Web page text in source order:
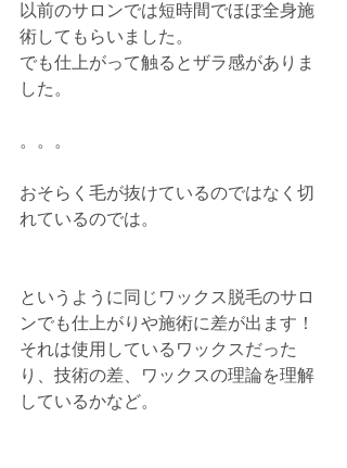
以前のサロンでは短時間でほぼ全身施
術してもらいました。
でも仕上がって触るとザラ感がありま
した。
。。。
おそらく毛が抜けているのではなく切
れているのでは。
というように同じワックス脱毛のサロ
ンでも仕上がりや施術に差が出ます！
それは使用しているワックスだった
り、技術の差、ワックスの理論を理解
しているかなど。